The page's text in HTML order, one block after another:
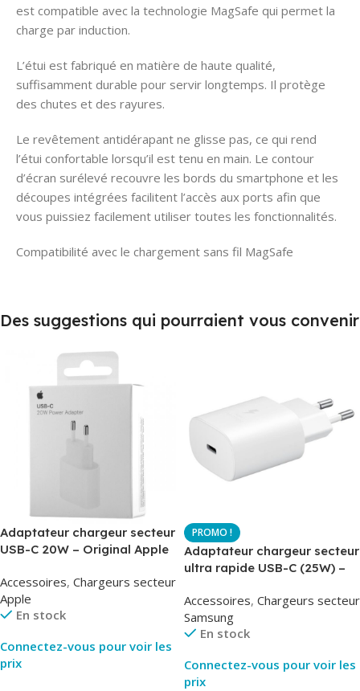
est compatible avec la technologie MagSafe qui permet la
charge par induction.
L’étui est fabriqué en matière de haute qualité,
suffisamment durable pour servir longtemps. Il protège
des chutes et des rayures.
Le revêtement antidérapant ne glisse pas, ce qui rend
l’étui confortable lorsqu’il est tenu en main. Le contour
d’écran surélevé recouvre les bords du smartphone et les
découpes intégrées facilitent l’accès aux ports afin que
vous puissiez facilement utiliser toutes les fonctionnalités.
Compatibilité avec le chargement sans fil MagSafe
Des suggestions qui pourraient vous convenir
Adaptateur chargeur secteur
USB-C 20W – Original Apple
Original
Accessoires, Chargeurs secteur
Apple
En stock
Connectez-vous pour voir les
prix
Adaptateur chargeur secteur
ultra rapide USB-C (25W) –
EP-TA800
Accessoires, Chargeurs secteur
Samsung
En stock
Connectez-vous pour voir les
prix